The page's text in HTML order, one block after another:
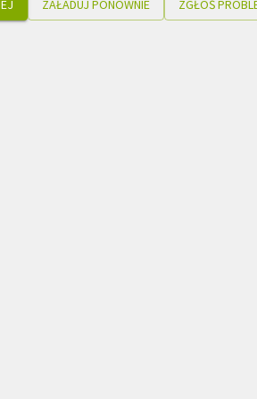
ZAŁADUJ PONOWNIE ZGŁOŚ